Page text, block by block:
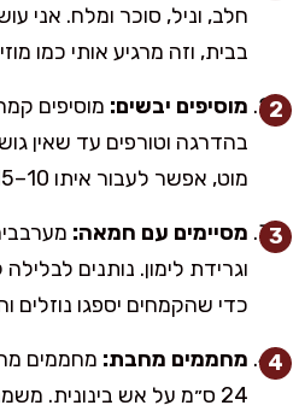
חלב, וניל, סוכר ומלח. אני
בבית, וזה מרגיע אותי כמו
מוסיפים יבשים: מוסיפים
בהדרגה וטורפים עד שאין
מוט, אפשר לעבור איתו 10–15 שניות.
מסיימים עם חמאה:
כדי שהקמחים יספגו נוזלים
מחממים מחבת:
24 ס״מ על אש בינונית.